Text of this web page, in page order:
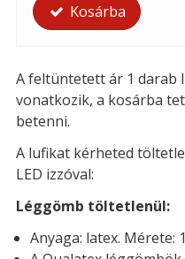
Kosárba
A feltüntetett ár 1 darab
vonatkozik, a kosárba
betenni.
A lufikat kérheted t
LED izzóval:
Léggömb töltetlenül:
Anyaga: latex. Mérete: